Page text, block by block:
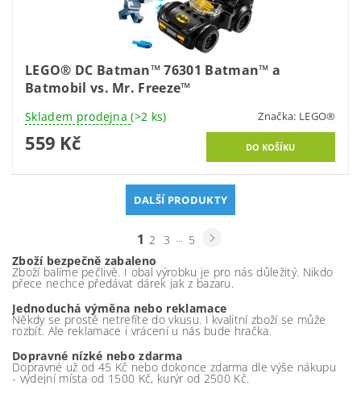
LEGO® DC Batman™ 76301 Batman™ a
Batmobil vs. Mr. Freeze™
Skladem prodejna(>2 ks) Značka: LEGO®
559 Kč
DALŠÍ PRODUKTY
1 2 3
5
Zboží bezpečně zabaleno
Zboží balíme pečlivě. I obal výrobku je pro nás důležitý. Nikdo
přece nechce předávat dárek jak z bazaru.
Jednoduchá výměna nebo reklamace
Někdy se prostě netrefíte do vkusu. I kvalitní zboží se může
rozbít. Ale reklamace i vrácení u nás bude hračka.
Dopravné nízké nebo zdarma
Dopravné už od 45 Kč nebo dokonce zdarma dle výše nákupu
- výdejní místa od 1500 Kč, kurýr od 2500 Kč.